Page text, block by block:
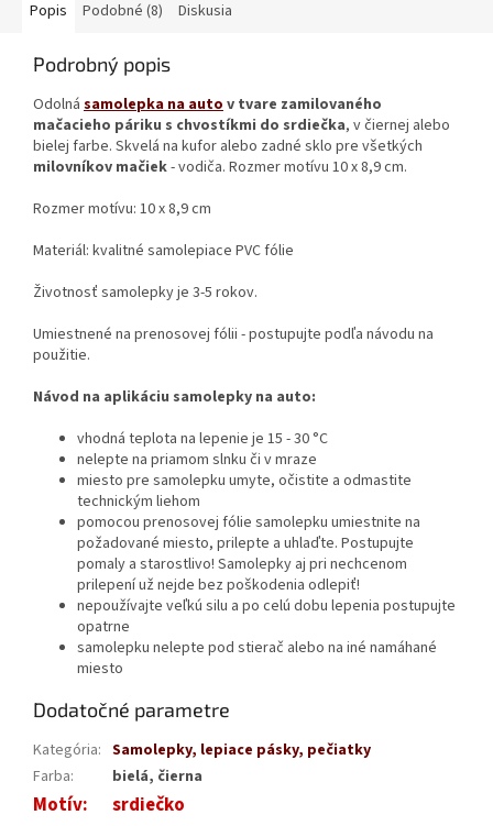
Popis Podobné (8) Diskusia
Podrobný popis
Odolná samolepka na autov tvare zamilovaného
mačacieho páriku s chvostíkmi do srdiečka, v čiernej alebo
bielej farbe. Skvelá na kufor alebo zadné sklo pre všetkých
milovníkov mačiek- vodiča. Rozmer motívu 10 x 8,9 cm.
Rozmer motívu: 10 x 8,9 cm
Materiál: kvalitné samolepiace PVC fólie
Životnosť samolepky je 3-5 rokov.
Umiestnené na prenosovej fólii - postupujte podľa návodu na
použitie.
Návod na aplikáciu samolepky na auto:
vhodná teplota na lepenie je 15 - 30 °C
nelepte na priamom slnku či v mraze
miesto pre samolepku umyte, očistite a odmastite
technickým liehom
pomocou prenosovej fólie samolepku umiestnite na
požadované miesto, prilepte a uhlaďte. Postupujte
pomaly a starostlivo! Samolepky aj pri nechcenom
prilepení už nejde bez poškodenia odlepiť!
nepoužívajte veľkú silu a po celú dobu lepenia postupujte
opatrne
samolepku nelepte pod stierač alebo na iné namáhané
miesto
Dodatočné parametre
Kategória: Samolepky, lepiace pásky, pečiatky
Farba: bielá, čierna
Motív: srdiečko